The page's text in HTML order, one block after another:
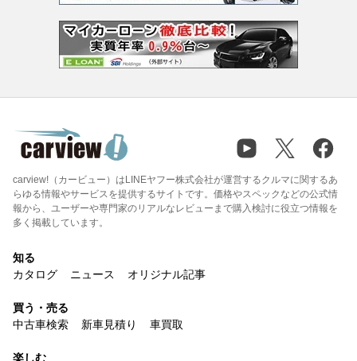
carview!（カービュー）はLINEヤフー株式会社が運営するクルマに関するあ
らゆる情報やサービスを提供するサイトです。価格やスペックなどの公式情
報から、ユーザーや専門家のリアルなレビューまで購入検討に役立つ情報を
多く掲載しています。
知る
カタログ
ニュース オリジナル記事
買う・売る
中古車検索
新車見積り 車買取
楽しむ